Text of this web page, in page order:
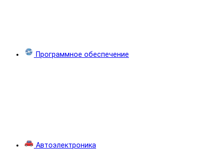
Программное обеспечение
Автоэлектроника